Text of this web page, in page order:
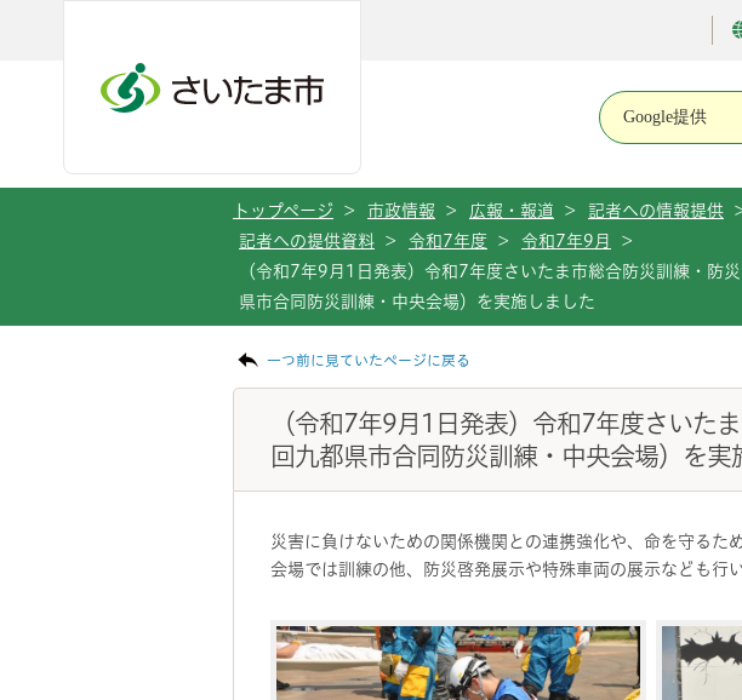
トップページ > 市政情報 > 広報・報道 > 記者への情報提供
記者への提供資料
> 令和7年度 > 令和7年9月
>
（令和7年9月1日発表）令和7年度さいたま市総合防災訓練・防
県市合同防災訓練・中央会場）を実施しました
一つ前に見ていたページに戻る
（令和7年9月1日発表）令和7年度さいた
回九都県市合同防災訓練・中央会場）を実
災害に負けないための関係機関との連携強化や、命を守るた
会場では訓練の他、防災啓発展示や特殊車両の展示なども行